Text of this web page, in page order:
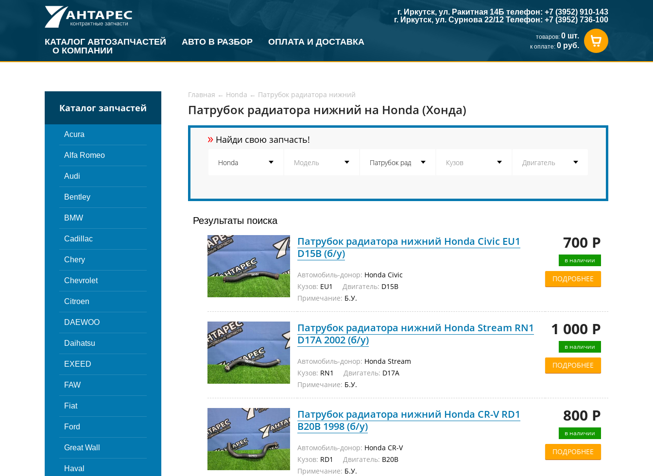
КАТАЛОГ АВТОЗАПЧАСТЕЙ АВТО В РАЗБОР
ОПЛАТА И ДОСТАВКА
О КОМПАНИИ
г. Иркутск, ул. Ракитная 14Б телефон: +7 (3952) 910-143
г. Иркутск, ул. Сурнова 22/12 Телефон: +7 (3952) 736-100
товаров: 0 шт.
к оплате: 0 руб.
Каталог запчастей
Acura
Alfa Romeo
Audi
Bentley
BMW
Cadillac
Chery
Chevrolet
Citroen
DAEWOO
Daihatsu
EXEED
FAW
Fiat
Ford
Great Wall
Haval
Главная ← Honda ← Патрубок радиатора нижний
Патрубок радиатора нижний на Honda (Хонда)
» Найди свою запчасть!
Результаты поиска
Патрубок радиатора нижний Honda Civic EU1
D15B (б/у)
Автомобиль-донор: Honda Civic
Кузов: EU1 Двигатель: D15B
Примечание: Б.У.
700 Р
в наличии
ПОДРОБНЕЕ
Патрубок радиатора нижний Honda Stream RN1
D17A 2002 (б/у)
Автомобиль-донор: Honda Stream
Кузов: RN1 Двигатель: D17A
Примечание: Б.У.
1 000 Р
в наличии
ПОДРОБНЕЕ
Патрубок радиатора нижний Honda CR-V RD1
B20B 1998 (б/у)
Автомобиль-донор: Honda CR-V
Кузов: RD1 Двигатель: B20B
Примечание: Б.У.
800 Р
в наличии
ПОДРОБНЕЕ